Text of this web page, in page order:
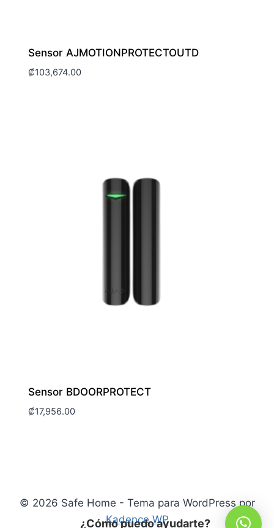
Sensor AJMOTIONPROTECTOUTD
₡103,674.00
Sensor BDOORPROTECT
₡17,956.00
© 2026 Safe Home - Tema para WordPress por
Kadence WP
¿Cómo puedo ayudarte?